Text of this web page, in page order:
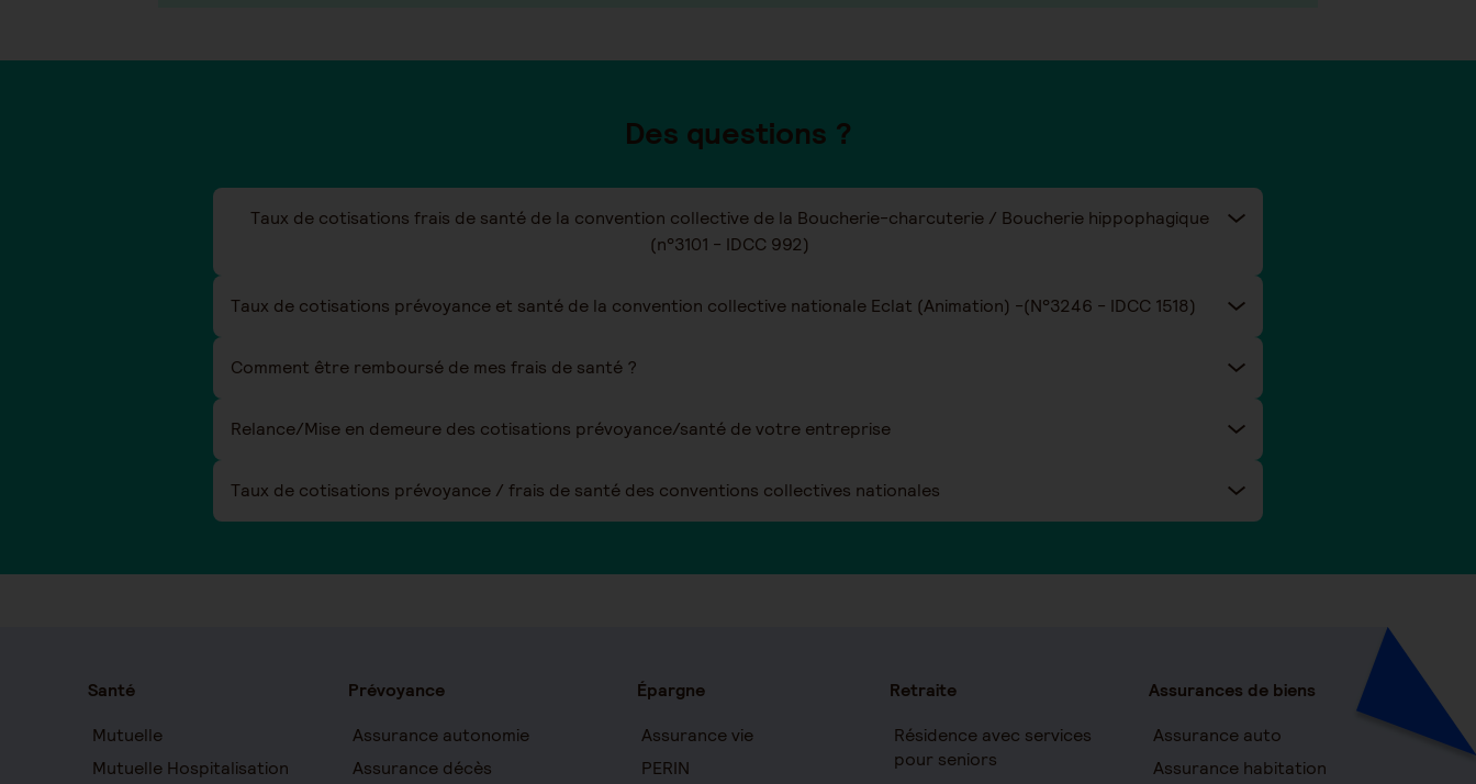
Des questions ?
Taux de cotisations frais de santé de la convention collective de la Boucherie-charcuterie / Boucherie hippophagique
(n°3101 - IDCC 992)
Taux de cotisations prévoyance et santé de la convention collective nationale Eclat (Animation) -(N°3246 - IDCC 1518)
Comment être remboursé de mes frais de santé ?
Relance/Mise en demeure des cotisations prévoyance/santé de votre entreprise
Taux de cotisations prévoyance / frais de santé des conventions collectives nationales
Santé
Mutuelle
Mutuelle Hospitalisation
Prévoyance
Assurance autonomie
Assurance décès
Épargne
Assurance vie
PERIN
Retraite
Résidence avec services
pour seniors
Assurances de biens
Assurance auto
Assurance habitation